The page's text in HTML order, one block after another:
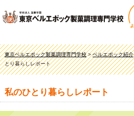
東京ベルエポック製菓調理専門学校>ベルエポック紹介
とり暮らしレポート
私のひとり暮らしレポート